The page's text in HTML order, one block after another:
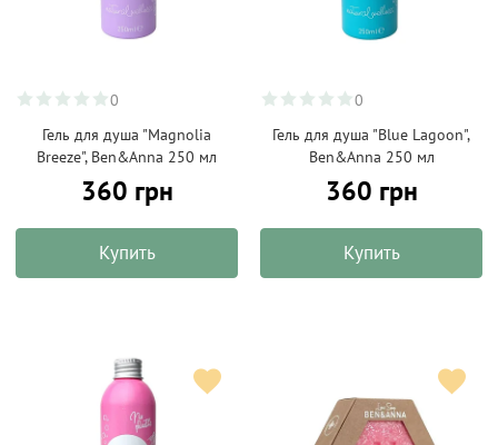
0
Гель для душа "Magnolia
Breeze", Ben&Anna 250 мл
360 грн
Купить
0
Гель для душа "Blue Lagoon",
Ben&Anna 250 мл
360 грн
Купить